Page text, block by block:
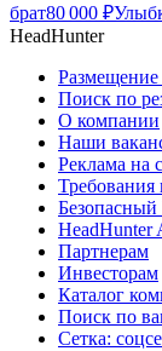
брат80 000 ₽
HeadHunter
Размещение
Поиск по
О компании
Наши
Реклама на
Безопасный
HeadHunter
Партнерам
Инвесторам
Каталог
Поиск по
Сетка: